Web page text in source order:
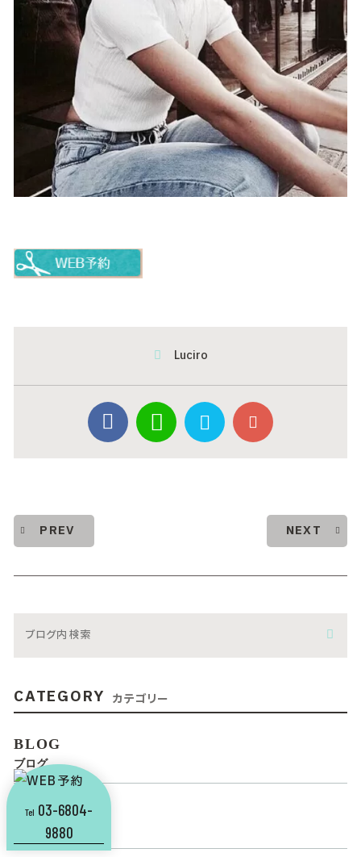
Luciro
PREV NEXT
CATEGORY カテゴリー
BLOG
ブログ
NEWS
新着情報
Tel 03-6804-
9880